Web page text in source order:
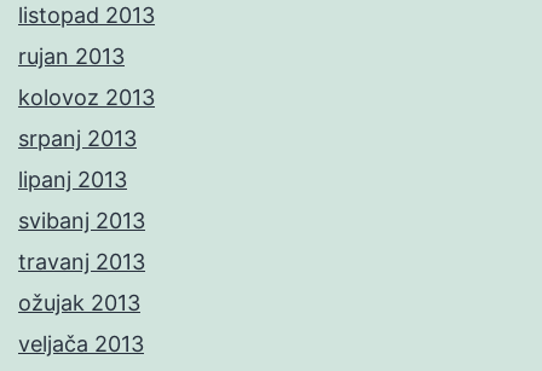
listopad 2013
rujan 2013
kolovoz 2013
srpanj 2013
lipanj 2013
svibanj 2013
travanj 2013
ožujak 2013
veljača 2013